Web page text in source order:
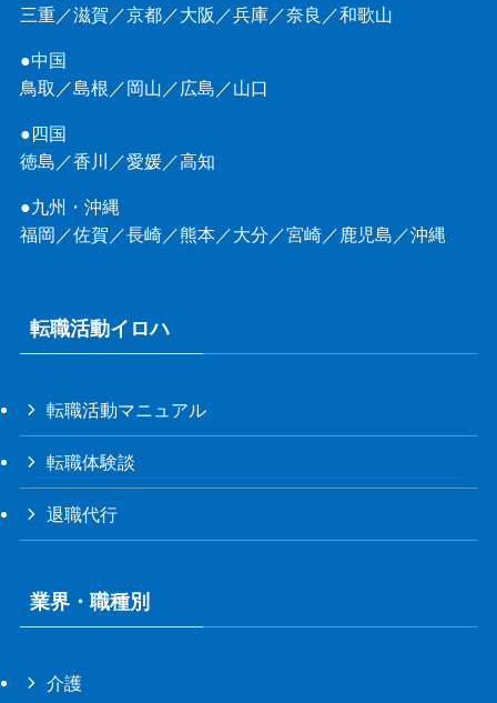
三重／滋賀 ／京都／大阪 ／兵庫／奈良 ／和歌山
●中国
鳥取 ／島根 ／岡山 ／ 広島 ／山口
●四国
徳島 ／香川 ／愛媛／高知
●九州・沖縄
福岡 ／佐賀 ／長崎／熊本／大分 ／宮崎／ 鹿児島 ／沖縄
転職活動イロハ
転職活動マニュアル
転職体験談
退職代行
業界・職種別
介護